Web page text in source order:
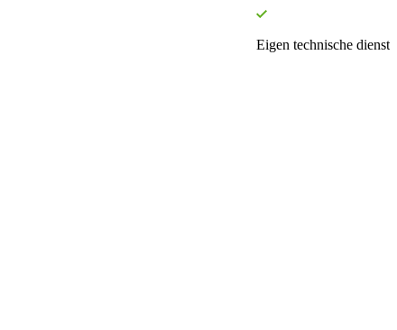
Eigen technische dienst